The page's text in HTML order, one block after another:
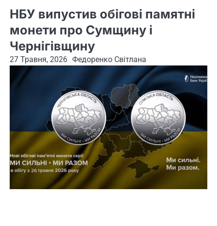
НБУ випустив обігові памятні
монети про Сумщину і
Чернігівщину
27 Травня, 2026 Федоренко Світлана